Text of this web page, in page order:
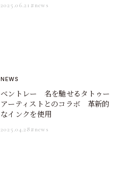
2025.06.21 #news
NEWS
ベントレー 名を馳せるタトゥー
アーティストとのコラボ 革新的
なインクを使用
2025.04.28#news